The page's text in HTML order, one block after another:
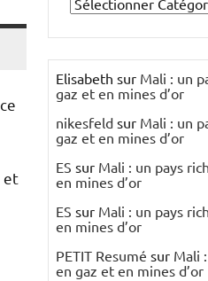
et
Elisabeth sur Mali : un
gaz et en mines d’or
nikesfeld sur Mali : un
gaz et en mines d’or
ES sur Mali : un pays
en mines d’or
ES sur Mali : un pays
en mines d’or
PETIT Resumé sur Mali
en gaz et en mines d’or